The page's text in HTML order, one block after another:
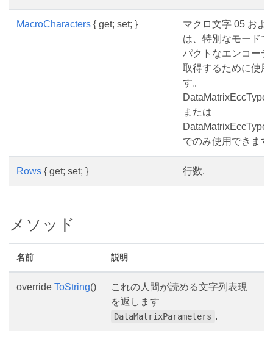
MacroCharacters { get; set; }
マクロ文字 05 およ
は、特別なモード
パクトなエンコーデ
取得するために使用
す。
または
でのみ使用できます
Rows { get; set; } 行数.
メソッド
名前 説明
override ToString()
これの人間が読める文字列表現
を返します
DataMatrixParameters .